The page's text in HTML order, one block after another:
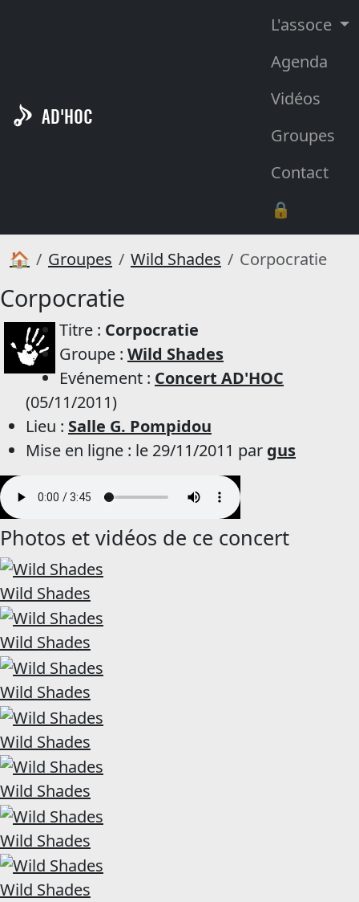
AD'HOC
L'assoce
Agenda
Vidéos
Groupes
Contact
🔒
🏠 Groupes Wild Shades Corpocratie
Corpocratie
Titre : Corpocratie
Groupe : Wild Shades
Evénement : Concert AD'HOC
(05/11/2011)
Lieu : Salle G. Pompidou
Mise en ligne : le 29/11/2011 par gus
Photos et vidéos de ce concert
Wild Shades
Wild Shades
Wild Shades
Wild Shades
Wild Shades
Wild Shades
Wild Shades